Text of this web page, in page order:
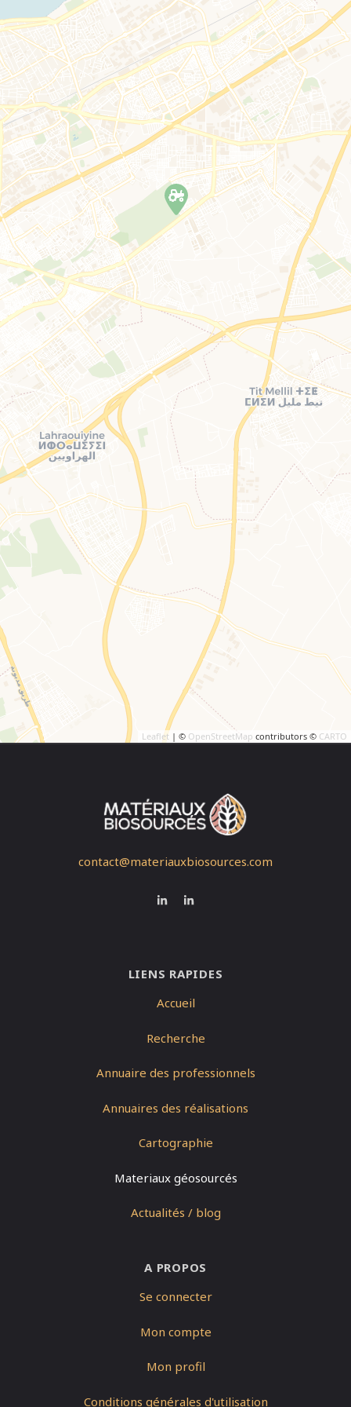
Leaflet | © OpenStreetMap contributors © CARTO
contact@materiauxbiosources.com
LIENS RAPIDES
Accueil
Recherche
Annuaire des professionnels
Annuaires des réalisations
Cartographie
Materiaux géosourcés
Actualités / blog
A PROPOS
Se connecter
Mon compte
Mon profil
Conditions générales d'utilisation